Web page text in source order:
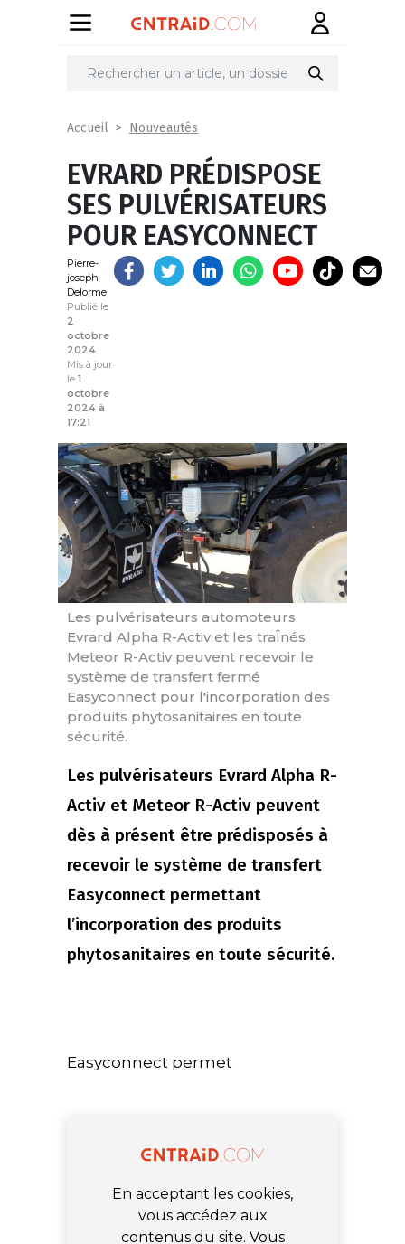
Partager
Accueil Nouveautés
EVRARD PRÉDISPOSE
SES PULVÉRISATEURS
POUR EASYCONNECT
Pierre-
joseph
Delorme
Publié le
2
octobre
2024
Mis à jour
le 1
octobre
2024 à
17:21
Les pulvérisateurs automoteurs
Evrard Alpha R-Activ et les traÎnés
Meteor R-Activ peuvent recevoir le
système de transfert fermé
Easyconnect pour l'incorporation des
produits phytosanitaires en toute
sécurité.
Les pulvérisateurs Evrard Alpha R-
Activ et Meteor R-Activ peuvent
dès à présent être prédisposés à
recevoir le système de transfert
Easyconnect permettant
l’incorporation des produits
phytosanitaires en toute sécurité.
Easyconnect permet
En acceptant les cookies,
vous accédez aux
contenus du site. Vous